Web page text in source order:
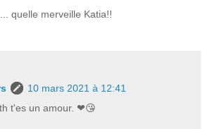
quelle merveille Katia!!
10 mars 2021 à 12:41
t'es un amour. ❤😘